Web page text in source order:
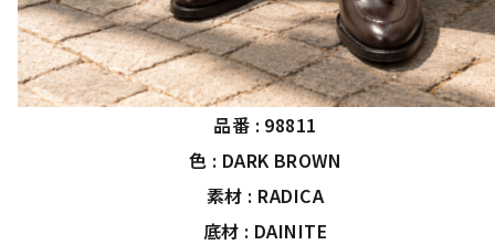
品番 : 98811
色 : DARK BROWN
素材 : RADICA
底材 : DAINITE